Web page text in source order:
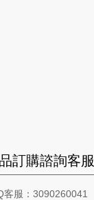
訂購諮詢客服
客服：3090260041